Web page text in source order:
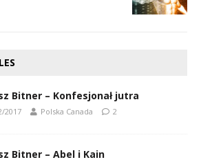
Bitner – Konfesjonał jutra
2017 Polska Canada 2
Bitner – Abel i Kain